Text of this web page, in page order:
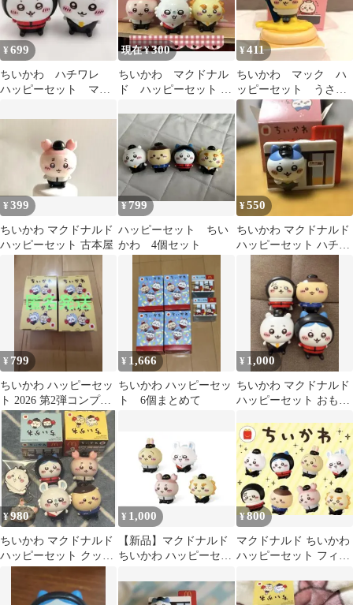
¥699
ちいかわ ハチワレ
ハッピーセット マス
ュア
現在 ¥300
ちいかわ マクドナル
ド ハッピーセット モ
¥411
ちいかわ マック ハ
ッピーセット うさ
ぎ パンケーキ
¥399
ちいかわ マクドナルド
ハッピーセット 古本屋
¥799
ハッピーセット ちい
かわ 4個セット
¥550
ちいかわ マクドナルド
ハッピーセット ハチワ
¥ 799
ちいかわ ハッピーセッ
ト 2026 第2弾コンプリ
ート４種
¥ 1,666
ちいかわ ハッピーセッ
ト 6個まとめて
¥ 1,000
ちいかわ マクドナルド
ハッピーセット おもち
¥980
ちいかわ マクドナルド
ハッピーセット クッキ
¥ 1,000
【新品】マクドナルド
ちいかわ ハッピーセッ
¥800
マクドナルド ちいかわ
ハッピーセット フィギ